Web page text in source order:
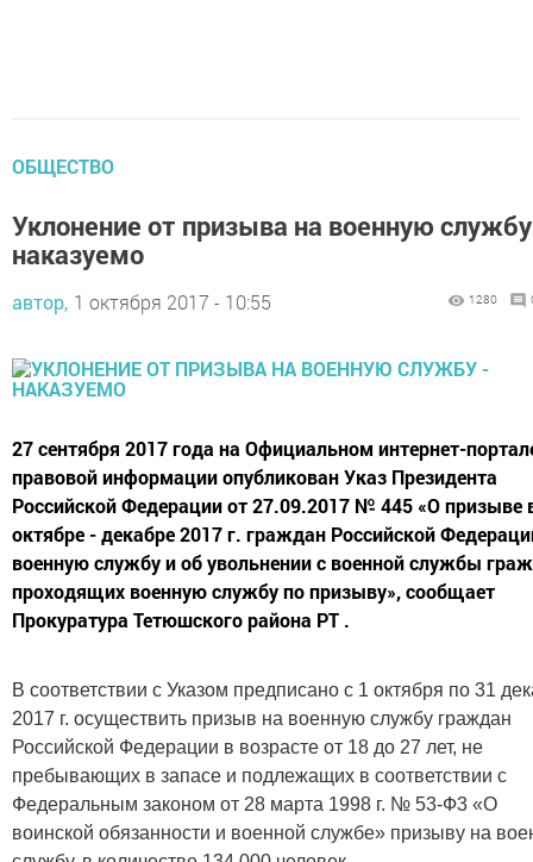
ОБЩЕСТВО
Уклонение от призыва на военную
наказуемо
автор, 1 октября 2017 - 10:55 1280
27 сентября 2017 года на Официальном интернет-
правовой информации опубликован Указ Президента
Российской Федерации от 27.09.2017 № 445 «О призыве
октябре - декабре 2017 г. граждан Российской
военную службу и об увольнении с военной службы
проходящих военную службу по призыву», сообщает
Прокуратура Тетюшского района РТ .
В соответствии с Указом предписано с 1 октября по 31
2017 г. осуществить призыв на военную службу граждан
Российской Федерации в возрасте от 18 до 27 лет, не
пребывающих в запасе и подлежащих в соответствии с
Федеральным законом от 28 марта 1998 г. № 53-Ф3 «О
воинской обязанности и военной службе» призыву на